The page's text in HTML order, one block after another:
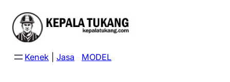
content
Kenek Jasa MODEL